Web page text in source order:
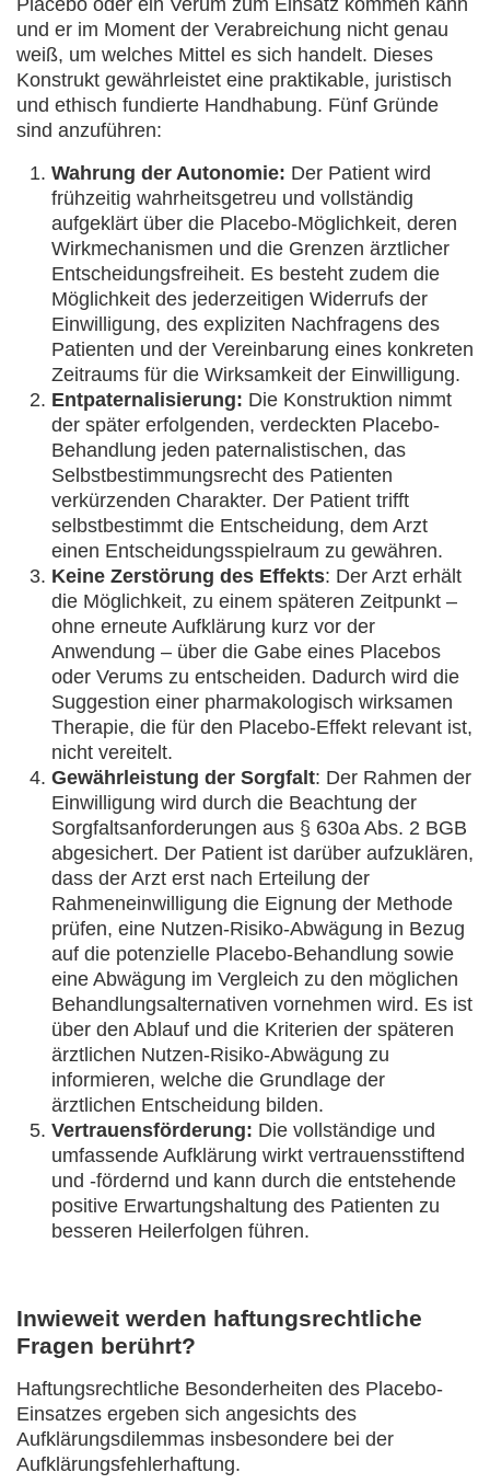
Placebo oder ein Verum zum Einsatz kommen kann
und er im Moment der Verabreichung nicht genau
weiß, um welches Mittel es sich handelt. Dieses
Konstrukt gewährleistet eine praktikable, juristisch
und ethisch fundierte Handhabung. Fünf Gründe
sind anzuführen:
Wahrung der Autonomie: Der Patient wird
frühzeitig wahrheitsgetreu und vollständig
aufgeklärt über die Placebo-Möglichkeit, deren
Wirkmechanismen und die Grenzen ärztlicher
Entscheidungsfreiheit. Es besteht zudem die
Möglichkeit des jederzeitigen Widerrufs der
Einwilligung, des expliziten Nachfragens des
Patienten und der Vereinbarung eines konkreten
Zeitraums für die Wirksamkeit der Einwilligung.
Entpaternalisierung: Die Konstruktion nimmt
der später erfolgenden, verdeckten Placebo-
Behandlung jeden paternalistischen, das
Selbstbestimmungsrecht des Patienten
verkürzenden Charakter. Der Patient trifft
selbstbestimmt die Entscheidung, dem Arzt
einen Entscheidungsspielraum zu gewähren.
Keine Zerstörung des Effekts: Der Arzt erhält
die Möglichkeit, zu einem späteren Zeitpunkt –
ohne erneute Aufklärung kurz vor der
Anwendung – über die Gabe eines Placebos
oder Verums zu entscheiden. Dadurch wird die
Suggestion einer pharmakologisch wirksamen
Therapie, die für den Placebo-Effekt relevant ist,
nicht vereitelt.
Gewährleistung der Sorgfalt: Der Rahmen der
Einwilligung wird durch die Beachtung der
Sorgfaltsanforderungen aus § 630a Abs. 2 BGB
abgesichert. Der Patient ist darüber aufzuklären,
dass der Arzt erst nach Erteilung der
Rahmeneinwilligung die Eignung der Methode
prüfen, eine Nutzen-Risiko-Abwägung in Bezug
auf die potenzielle Placebo-Behandlung sowie
eine Abwägung im Vergleich zu den möglichen
Behandlungsalternativen vornehmen wird. Es ist
über den Ablauf und die Kriterien der späteren
ärztlichen Nutzen-Risiko-Abwägung zu
informieren, welche die Grundlage der
ärztlichen Entscheidung bilden.
Vertrauensförderung: Die vollständige und
umfassende Aufklärung wirkt vertrauensstiftend
und -fördernd und kann durch die entstehende
positive Erwartungshaltung des Patienten zu
besseren Heilerfolgen führen.
Inwieweit werden haftungsrechtliche
Fragen berührt?
Haftungsrechtliche Besonderheiten des Placebo-
Einsatzes ergeben sich angesichts des
Aufklärungsdilemmas insbesondere bei der
Aufklärungsfehlerhaftung.